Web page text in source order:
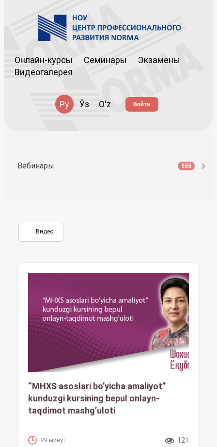
Онлайн-курсы Семинары
Экзамены
Видеогалерея
Ру Ўз Oʻz Войти
Вебинары 555
Видео
“MHXS asoslari boʼyicha amaliyot”
kunduzgi kursining bepul onlayn-
taqdimot mashgʼuloti
29 минут 121